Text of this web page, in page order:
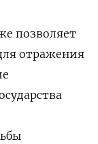
позволяет
отражения